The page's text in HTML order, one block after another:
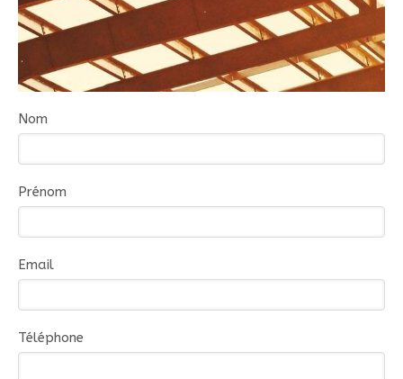
Nom
Prénom
Email
Téléphone